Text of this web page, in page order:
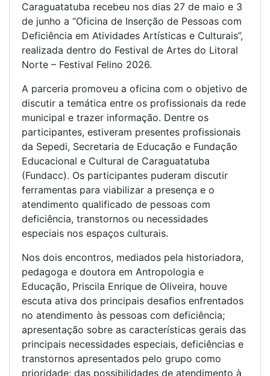
Caraguatatuba recebeu nos dias 27 de maio e 3
de junho a “Oficina de Inserção de Pessoas com
Deficiência em Atividades Artísticas e Culturais”,
realizada dentro do Festival de Artes do Litoral
Norte – Festival Felino 2026.
A parceria promoveu a oficina com o objetivo de
discutir a temática entre os profissionais da rede
municipal e trazer informação. Dentre os
participantes, estiveram presentes profissionais
da Sepedi, Secretaria de Educação e Fundação
Educacional e Cultural de Caraguatatuba
(Fundacc). Os participantes puderam discutir
ferramentas para viabilizar a presença e o
atendimento qualificado de pessoas com
deficiência, transtornos ou necessidades
especiais nos espaços culturais.
Nos dois encontros, mediados pela historiadora,
pedagoga e doutora em Antropologia e
Educação, Priscila Enrique de Oliveira, houve
escuta ativa dos principais desafios enfrentados
no atendimento às pessoas com deficiência;
apresentação sobre as características gerais das
principais necessidades especiais, deficiências e
transtornos apresentados pelo grupo como
prioridade; das possibilidades de atendimento à